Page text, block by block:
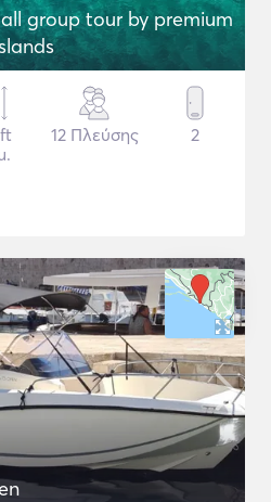
group tour by premium
12 Πλεύσης 2